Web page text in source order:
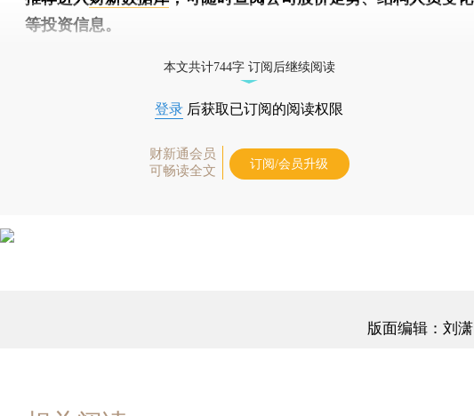
等投资信息。
本文共计744字 订阅后继续阅读
登录 后获取已订阅的阅读权限
财新通会员
可畅读全文
订阅/会员升级
版面编辑：刘潇